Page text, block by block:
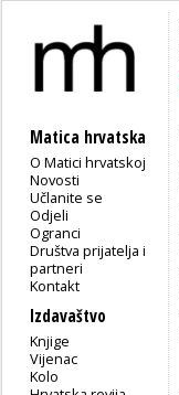
Matica hrvatska
O Matici hrvatskoj
Novosti
Učlanite se
Odjeli
Ogranci
Društva prijatelja i
partneri
Kontakt
Izdavaštvo
Knjige
Vijenac
Kolo